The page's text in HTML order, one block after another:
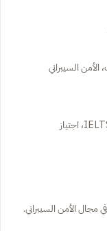
السيبراني
الشروط: معدل ثانوية 85%، B2 ألماني أو IELTS 6.5، اجتياز
مجال الأمن السيبراني.